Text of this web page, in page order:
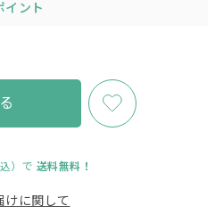
イント
）で 送料無料！
けに関して